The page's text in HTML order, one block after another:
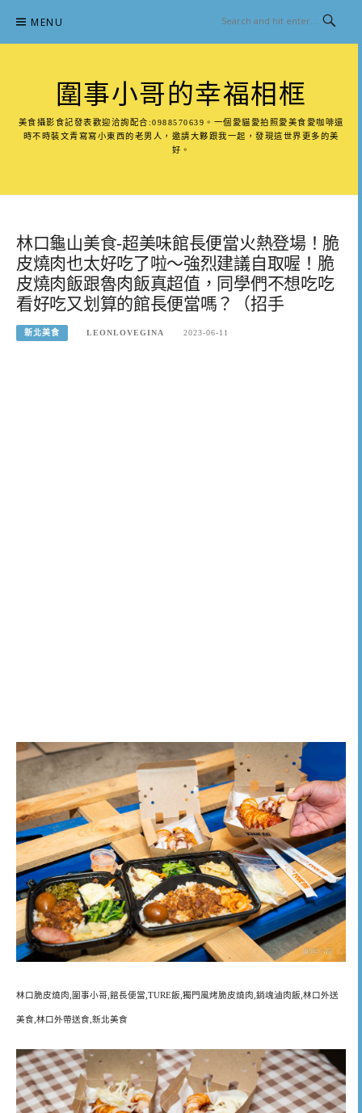
content
MENU
圍事小哥的幸福相框
美食攝影食記發表歡迎洽詢配合:0988570639。一個愛貓愛拍照愛美食愛咖啡還
時不時裝文青寫寫小東西的老男人，邀請大夥跟我一起，發現這世界更多的美
好。
林口龜山美食-超美味館長便當火熱登場！脆
皮燒肉也太好吃了啦～強烈建議自取喔！脆
皮燒肉飯跟魯肉飯真超值，同學們不想吃吃
看好吃又划算的館長便當嗎？（招手
新北美食 LEONLOVEGINA 2023-06-11
林口脆皮燒肉,圍事小哥,館長便當,TURE飯,獨門風烤脆皮燒肉,銷魂滷肉飯,林口外送
美食,林口外帶送食,新北美食